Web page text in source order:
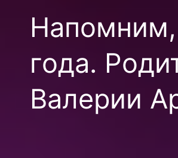
Напомним,
года.
Валерии